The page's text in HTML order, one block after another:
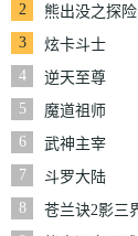
2
熊出没之探
3
炫卡斗士
4
逆天至尊
5
魔道祖师
6
武神主宰
7
斗罗大陆
8
苍兰诀2影三